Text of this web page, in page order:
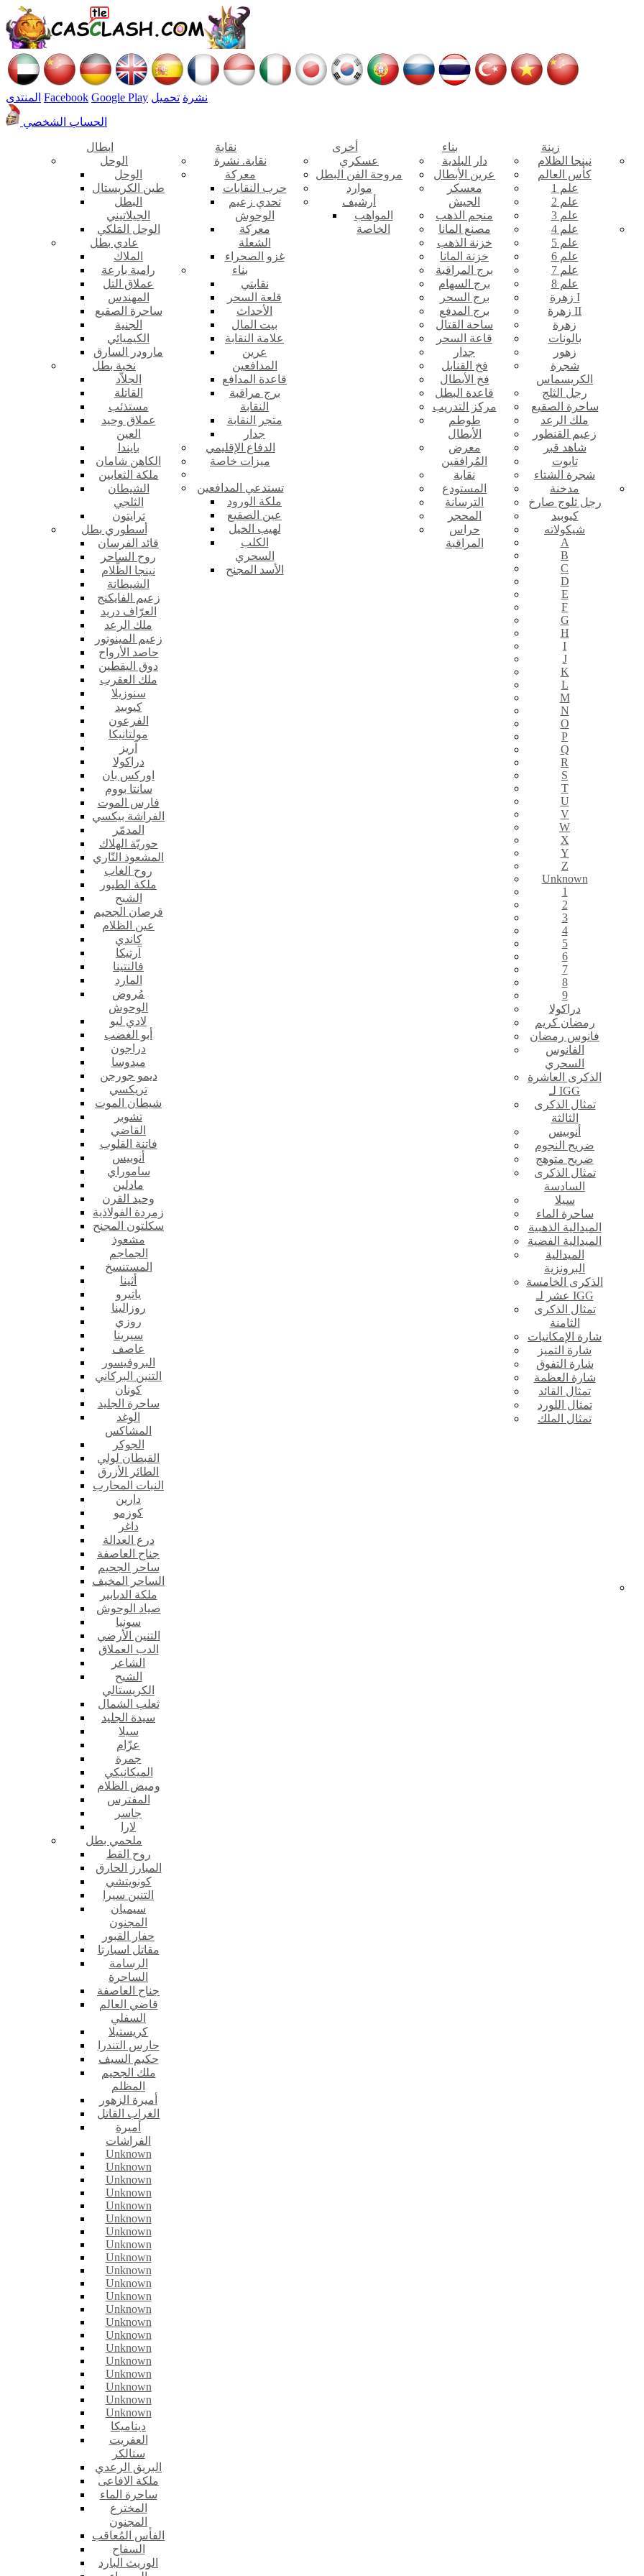
المنتدى Facebook Google Play نشرة تحميل
الحساب الشخصي
ابطال
الوحل
الوحل
طين الكريستال
البطل
الجيلاتيني
الوحل المَلكي
عادي بطل
الملاك
رامية بارعة
عملاق التل
المهندس
ساحرة الصقيع
الجنية
الكيميائي
مارودر السارق
نخبة بطل
الجلاّد
القاتلة
مستذئب
عملاق وحيد
العين
بايندا
الكاهن شامان
ملكة الثعابين
الشيطان
الثلجي
ترايتون
أسطوري بطل
قائد الفرسان
روح الساحر
نينجا الظّلام
الشيطانة
زعيم الفايكنج
العرّاف دريد
ملك الرعد
زعيم المينوتور
حاصد الأرواح
دوق اليقطين
ملك العقرب
سنوزيلا
كيوبيد
الفرعون
مولتانيكا
آريز
دراكولا
اوركس بان
سانتا بووم
فارس الموت
الفراشة بيكسي
المدمّر
حوريّة الهلاك
المشعوذ النّاري
روح الغاب
ملكة الطيور
الشبح
قرصان الجحيم
عين الظلام
كاندي
آرتيكا
فالنتينا
المارد
مُروض
الوحوش
لادي ليو
أبو الغضب
دراجون
ميدوسا
ديمو جورجن
تريكسي
شيطان الموت
تشوبر
القاضي
فاتنة القلوب
أنوبيس
ساموراي
مادلين
وحيد القرن
زمردة الفولاذية
سكلتون المجنح
مشعوذ
الجماجم
المستنسخ
أثينا
ياتيرو
روزالينا
روزي
سيرينا
عاصف
البروفيسور
التنين البركاني
كونان
ساحرة الجليد
الوغد
المشاكس
الجوكر
القبطان لولي
الطائر الأزرق
النبات المحارب
دارين
كوزمو
داغر
درع العدالة
جناح العاصفة
ساحر الجحيم
الساحر المخيف
ملكة الدبابير
صياد الوحوش
سونيا
التنين الأرضي
الدب العملاق
الشاعر
الشبح
الكريستالي
ثعلب الشمال
سيدة الجليد
سيلا
عزّام
جمرة
الميكانيكي
وميض الظلام
المفترس
جاسر
لارا
ملحمي بطل
روح القط
المبارز الحارق
كونويتشي
التنين سيرا
سيميان
المجنون
حفار القبور
مقاتل اسبارتا
الرسامة
الساحرة
جناح العاصفة
قاضي العالم
السفلي
كريستيلا
حارس التندرا
حكيم السيف
ملك الجحيم
المظلم
أميرة الزهور
الغراب القاتل
أميرة
الفراشات
Unknown
Unknown
Unknown
Unknown
Unknown
Unknown
Unknown
Unknown
Unknown
Unknown
Unknown
Unknown
Unknown
Unknown
Unknown
Unknown
Unknown
Unknown
Unknown
Unknown
Unknown
ديناميكا
العفريت
ستالكر
البريق الرعدي
ملكة الافاعى
ساحرة الماء
المخترع
المجنون
الفأس المُعاقب
السفاح
الوريث البارد
نقابة
نقابة. نشرة
معركة
حرب النقابات
تحدي زعيم
الوحوش
معركة
الشعلة
غزو الصحراء
بناء
نقابتي
قلعة السحر
الأحداث
بيت المال
علامة النقابة
عرين
المدافعين
قاعدة المدافع
برج مراقبة
النقابة
متجر النقابة
جدار
الدفاع الإقليمي
ميزات خاصة
تستدعي المدافعين
ملكة الورود
عين الصقيع
لهيب الخيل
الكلب
السحري
الأسد المجنح
أخرى
عسكري
مروحة الفن البطل
موارد
أرشيف
المواهب
الخاصة
بناء
دار البلدية
عرين الأبطال
معسكر
الجيش
منجم الذهب
مصنع المانا
خزنة الذهب
خزنة المانا
برج المراقبة
برج السهام
برج السحر
برج المدفع
ساحة القتال
قاعة السحر
جدار
فخ القنابل
فخ الأبطال
قاعدة البطل
مركز التدريب
طوطم
الأبطال
معرض
المُرافقين
نقابة
المستودع
الترسانة
المحجر
حراس
المراقبة
زينة
نينجا الظلام
كأس العالم
علم 1
علم 2
علم 3
علم 4
علم 5
علم 6
علم 7
علم 8
زهرة I
زهرة II
زهرة
بالونات
زهور
شجرة
الكريسماس
رجل الثلج
ساحرة الصقيع
ملك الرعد
زعيم القنطور
شاهد قبر
تابوت
شجرة الشتاء
مدخنة
رجل ثلوج صارخ
كيوبيد
شيكولاته
A
B
C
D
E
F
G
H
I
J
K
L
M
N
O
P
Q
R
S
T
U
V
W
X
Y
Z
Unknown
1
2
3
4
5
6
7
8
9
دراكولا
رمضان كريم
فانوس رمضان
الفانوس
السحري
الذكرى العاشرة
لـ IGG
تمثال الذكرى
الثالثة
أنوبيس
ضريح النجوم
ضريح متوهج
تمثال الذكرى
السادسة
سيلا
ساحرة الماء
الميدالية الذهبية
الميدالية الفضية
الميدالية
البرونزية
الذكرى الخامسة
عشر لـ IGG
تمثال الذكرى
الثامنة
شارة الإمكانيات
شارة التميز
شارة التفوق
شارة العظمة
تمثال القائد
تمثال اللورد
تمثال الملك